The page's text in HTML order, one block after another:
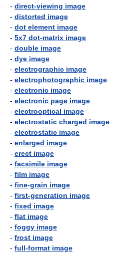
- direct-viewing image
- distorted image
- dot element image
- 5x7 dot-matrix image
- double image
- dye image
- electrographic image
- electrophotographic image
- electronic image
- electronic page image
- electrooptical image
- electrostatic charged image
- electrostatic image
- enlarged image
- erect image
- facsimile image
- film image
- fine-grain image
- first-generation image
- fixed image
- flat image
- foggy image
- frost image
- full-format image